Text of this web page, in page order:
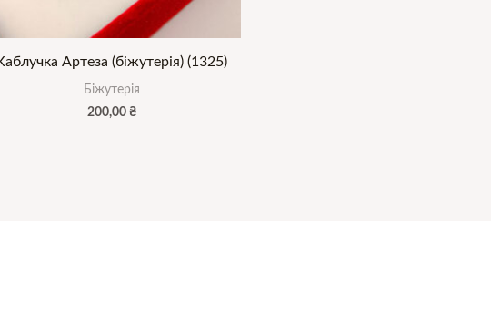
Артеза (біжутерія) (1325)
Біжутерія
200,00 ₴